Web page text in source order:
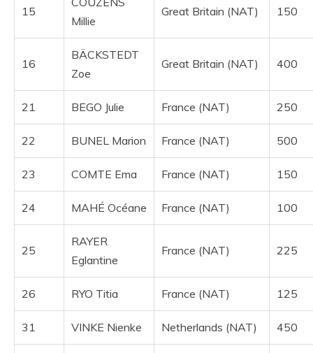
15
Millie
Great Britain (NAT) 150
16
BÄCKSTEDT
Zoe
Great Britain (NAT) 400
21 BEGO Julie France (NAT) 250
22 BUNEL Marion France (NAT) 500
23 COMTE Ema France (NAT) 150
24 MAHÉ Océane France (NAT) 100
25
RAYER
Eglantine
France (NAT) 225
26 RYO Titia France (NAT) 125
31 VINKE Nienke Netherlands (NAT) 450